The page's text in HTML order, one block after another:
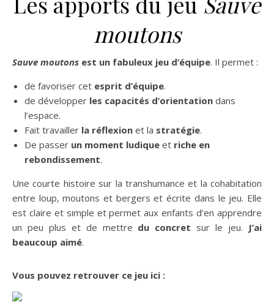
moutons
Sauve moutons est un fabuleux jeu d’équipe. Il permet :
de favoriser cet esprit d’équipe.
de développer les capacités d’orientation dans
l’espace.
Fait travailler la réflexion et la stratégie.
De passer un moment ludique et riche en
rebondissement.
Une courte histoire sur la transhumance et la cohabitation
entre loup, moutons et bergers et écrite dans le jeu. Elle
est claire et simple et permet aux enfants d’en apprendre
un peu plus et de mettre du concret sur le jeu. J’ai
beaucoup aimé.
Vous pouvez retrouver ce jeu ici :